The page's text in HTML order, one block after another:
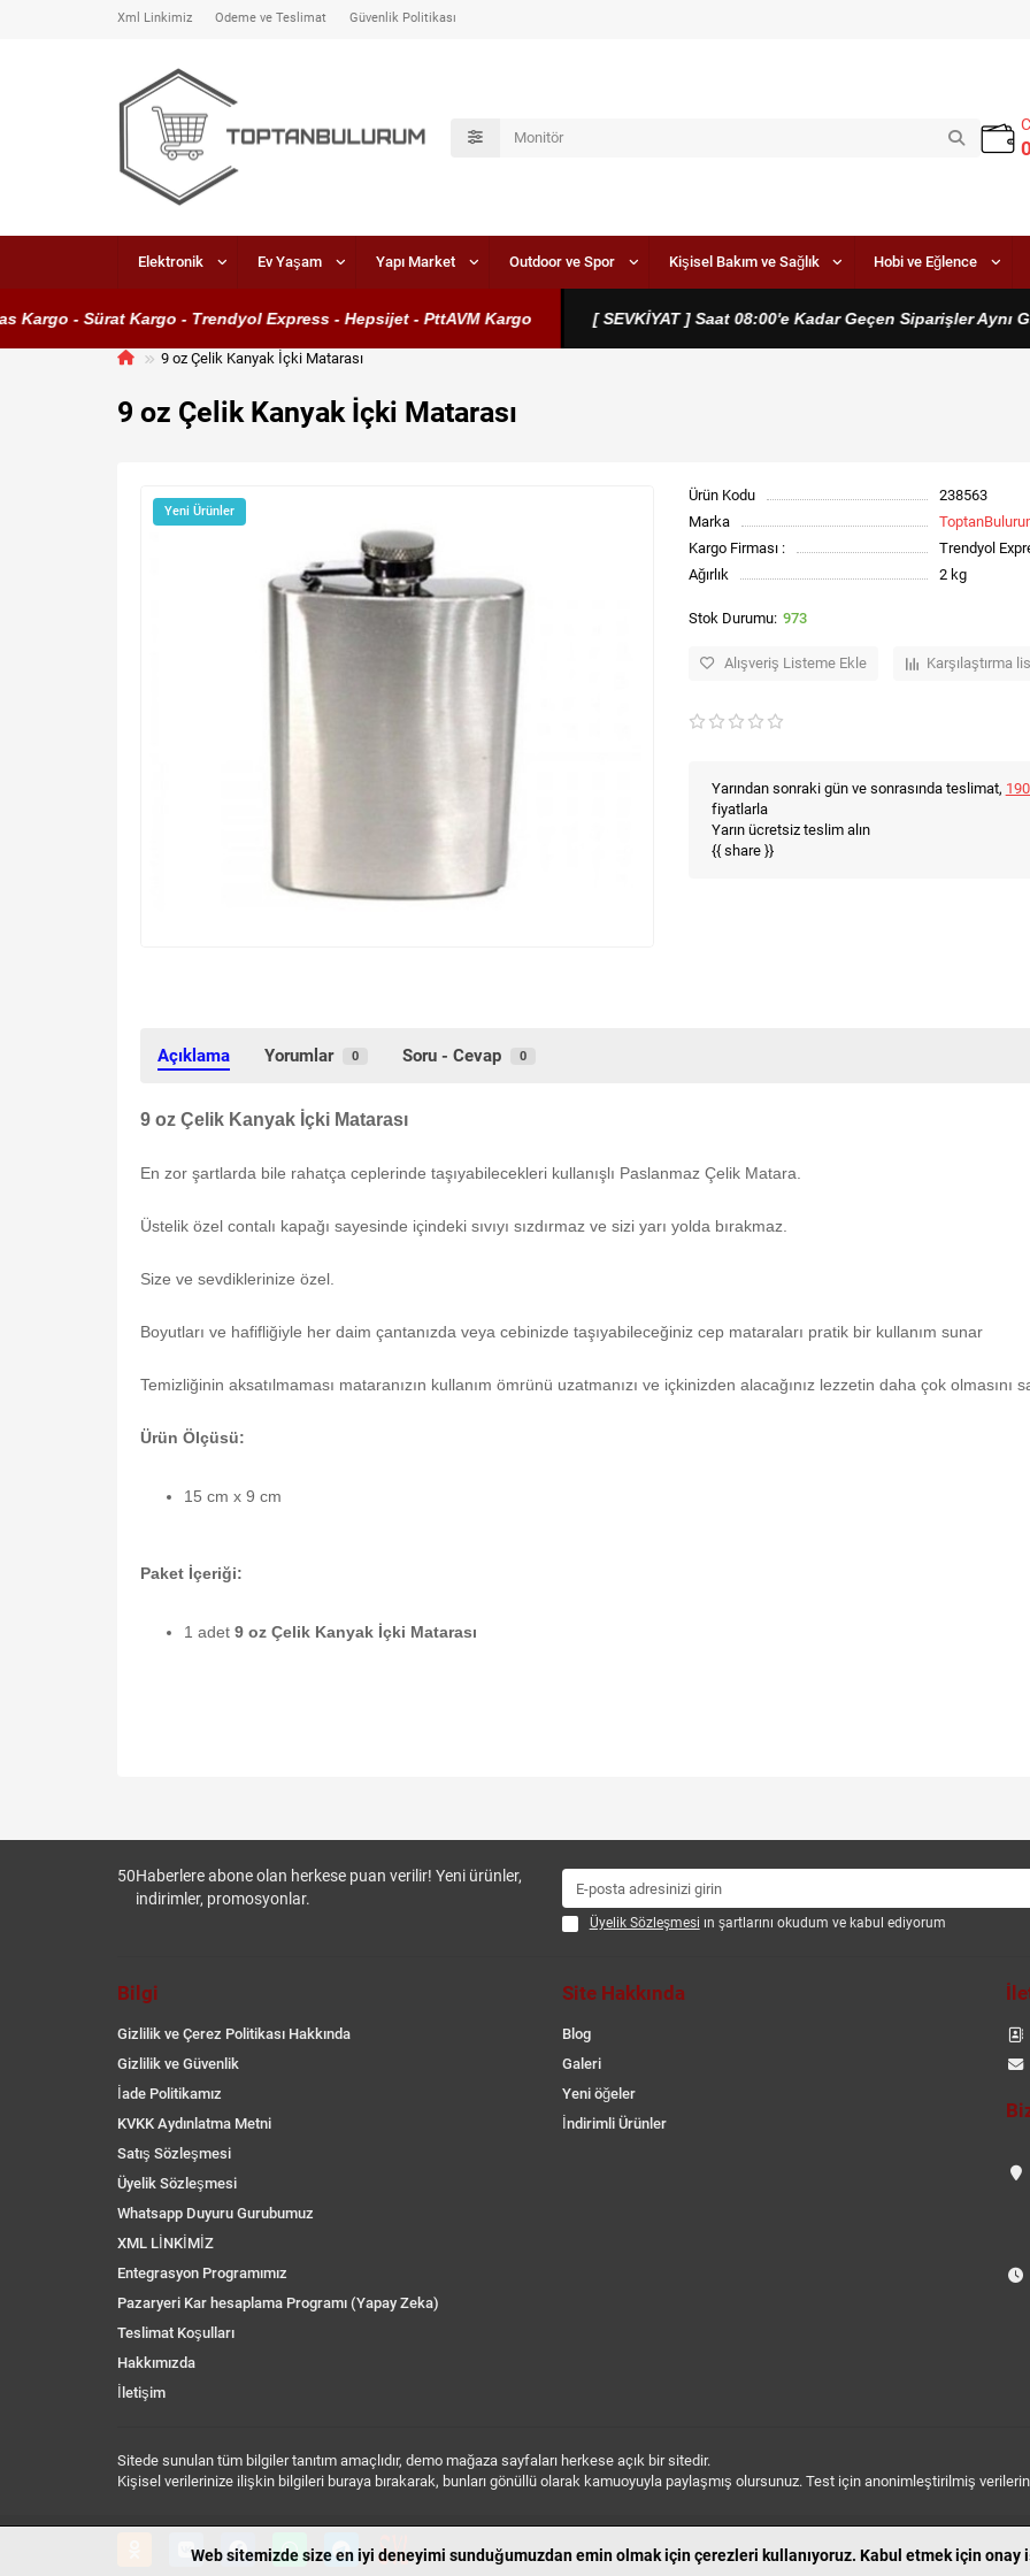
Xml Linkimiz Ödeme ve Teslimat Güvenlik Politikası
Elektronik Ev Yaşam Yapı Market Outdoor ve Spor Kişisel Bakım ve Sağlık Hobi ve Eğlence
- Sürat Kargo - Trendyol Express - Hepsijet - PttAVM Kargo [ SEVKİYAT ] Saat 08:00'e Kadar Geçen Siparişler Aynı Gün
9 oz Çelik Kanyak İçki Matarası
9 oz Çelik Kanyak İçki Matarası
Yeni Ürünler
Ürün Kodu
238563
Marka
Kargo Firması :
Trendyol
Ağırlık
2 kg
973
Alışveriş Listeme Ekle Karşılaştırma
Yarından sonraki gün ve sonrasında teslimat,
fiyatlarla
Yarın ücretsiz teslim alın
{{ share }}
Açıklama Yorumlar 0 Soru - Cevap 0
9 oz Çelik Kanyak İçki Matarası
En zor şartlarda bile rahatça ceplerinde taşıyabilecekleri kullanışlı Paslanmaz Çelik Matara.
Üstelik özel contalı kapağı sayesinde içindeki sıvıyı sızdırmaz ve sizi yarı yolda bırakmaz.
Size ve sevdiklerinize özel.
Boyutları ve hafifliğiyle her daim çantanızda veya cebinizde taşıyabileceğiniz cep mataraları pratik bir kullanım sunar
Temizliğinin aksatılmaması mataranızın kullanım ömrünü uzatmanızı ve içkinizden alacağınız lezzetin daha çok olmasını
Ürün Ölçüsü:
15 cm x 9 cm
Paket İçeriği:
1 adet 9 oz Çelik Kanyak İçki Matarası
50Haberlere abone olan herkese puan verilir! Yeni ürünler,
indirimler, promosyonlar.
Üyelik Sözleşmesi ın şartlarını okudum ve kabul ediyorum
Bilgi
Gizlilik ve Çerez Politikası Hakkında
Gizlilik ve Güvenlik
İade Politikamız
KVKK Aydınlatma Metni
Satış Sözleşmesi
Üyelik Sözleşmesi
Whatsapp Duyuru Gurubumuz
XML LİNKİMİZ
Entegrasyon Programımız
Pazaryeri Kar hesaplama Programı (Yapay Zeka)
Teslimat Koşulları
Hakkımızda
İletişim
Site Hakkında
Blog
Galeri
Yeni öğeler
İndirimli Ürünler
Sitede sunulan tüm bilgiler tanıtım amaçlıdır, demo mağaza sayfaları herkese açık bir sitedir.
Kişisel verilerinize ilişkin bilgileri buraya bırakarak, bunları gönüllü olarak kamuoyuyla paylaşmış olursunuz. Test için anonimleştirilmiş verilerin
Web sitemizde size en iyi deneyimi sunduğumuzdan emin olmak için çerezleri kullanıyoruz. Kabul etmek için onay